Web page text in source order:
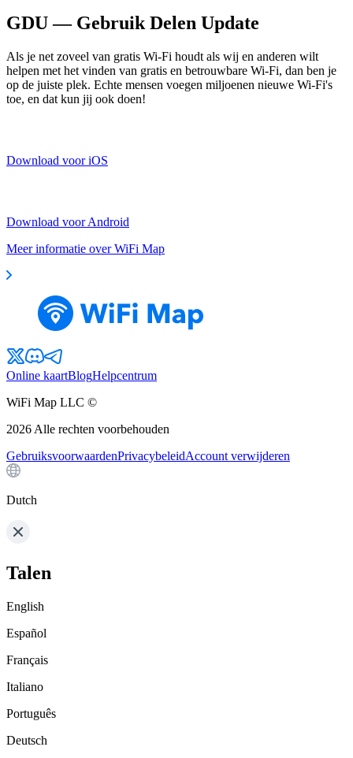
GDU — Gebruik Delen Update
Als je net zoveel van gratis Wi-Fi houdt als wij en anderen wilt
helpen met het vinden van gratis en betrouwbare Wi-Fi, dan ben je
op de juiste plek. Echte mensen voegen miljoenen nieuwe Wi-Fi's
toe, en dat kun jij ook doen!
Download voor iOS
Download voor Android
Meer informatie over WiFi Map
Online kaartBlogHelpcentrum
WiFi Map LLC ©
2026 Alle rechten voorbehouden
GebruiksvoorwaardenPrivacybeleidAccount verwijderen
Dutch
Talen
English
Español
Français
Italiano
Português
Deutsch